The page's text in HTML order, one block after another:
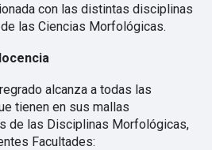
con las distintas disciplinas
las Ciencias Morfológicas.
alcanza a todas las
tienen en sus mallas
de las Disciplinas Morfológicas,
Facultades: